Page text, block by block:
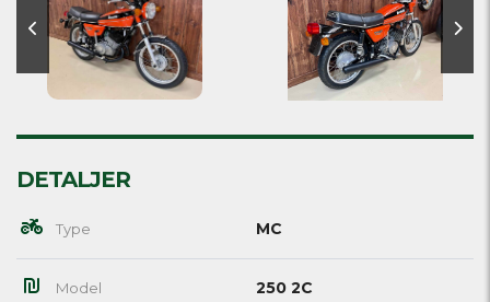
DETALJER
Type MC
Model 250 2C